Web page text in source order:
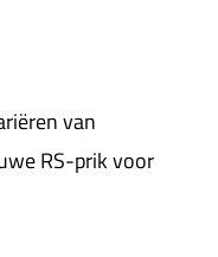
van
RS-prik voor